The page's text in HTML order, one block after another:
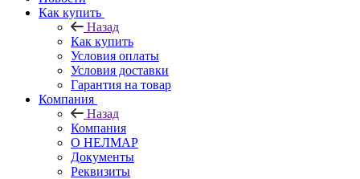
Как купить
Назад
Как купить
Условия оплаты
Условия доставки
Гарантия на товар
Компания
Назад
Компания
О НЕЛМАР
Документы
Реквизиты